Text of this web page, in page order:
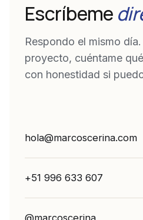
Escríbeme
Respondo el mismo
proyecto, cuéntame
con honestidad si
hola@marcoscerina.com
+51 996 633 607
@marcoscerina